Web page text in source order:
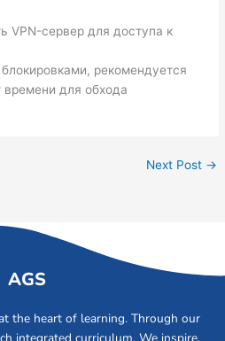
VPN-сервер для доступа к
рекомендуется
времени для обхода
Next Post →
AGS
the heart of learning. Through our